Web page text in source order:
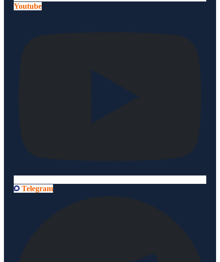
Youtube
Telegram